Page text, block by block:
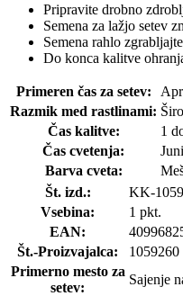
Pripravite drobno
Semena za lažjo setev
Semena rahlo
Do konca kalitve
Primeren čas za setev:
Razmik med rastlinami:
Čas kalitve:
1
Čas cvetenja:
Barva cveta:
Št. izd.:
KK-
Vsebina:
1 pkt.
EAN:
Št.-Proizvajalca:
1059260
Primerno mesto za
setev:
Sajenje